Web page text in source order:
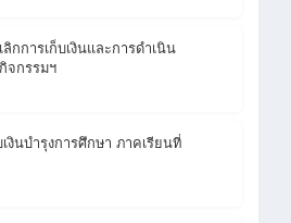
กการเก็บเงินและการดำเนิน
จกรรมฯ
เงินบำรุงการศึกษา ภาคเรียนที่